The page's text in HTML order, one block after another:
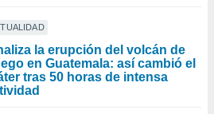
la erupción del volcán de
en Guatemala: así cambió el
tras 50 horas de intensa